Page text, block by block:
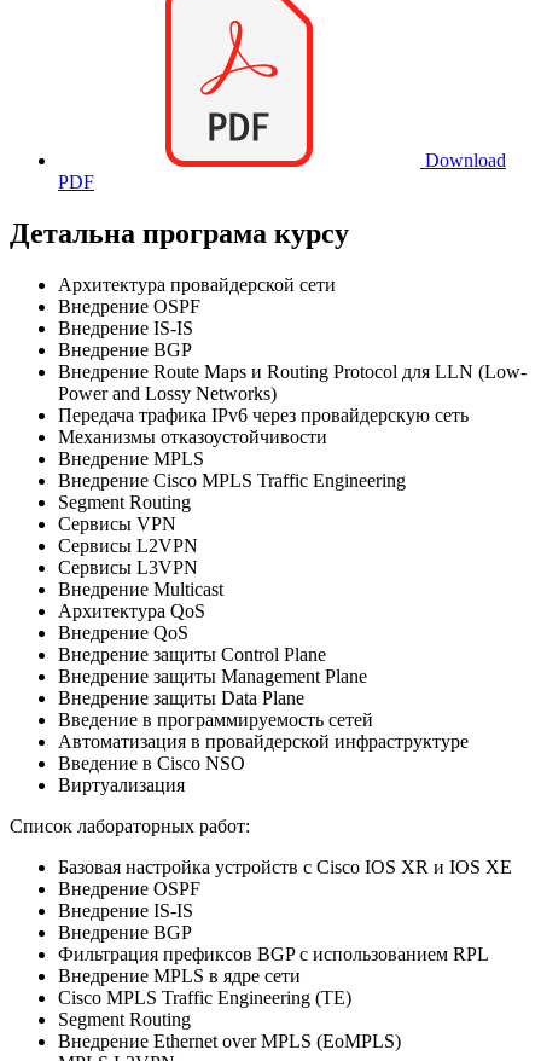
Download
PDF
Детальна програма курсу
Архитектура провайдерской сети
Внедрение OSPF
Внедрение IS-IS
Внедрение BGP
Внедрение Route Maps и Routing Protocol для LLN (Low-
Power and Lossy Networks)
Передача трафика IPv6 через провайдерскую сеть
Механизмы отказоустойчивости
Внедрение MPLS
Внедрение Cisco MPLS Traffic Engineering
Segment Routing
Сервисы VPN
Сервисы L2VPN
Сервисы L3VPN
Внедрение Multicast
Архитектура QoS
Внедрение QoS
Внедрение защиты Control Plane
Внедрение защиты Management Plane
Внедрение защиты Data Plane
Введение в программируемость сетей
Автоматизация в провайдерской инфраструктуре
Введение в Cisco NSO
Виртуализация
Список лабораторных работ:
Базовая настройка устройств с Cisco IOS XR и IOS XE
Внедрение OSPF
Внедрение IS-IS
Внедрение BGP
Фильтрация префиксов BGP с использованием RPL
Внедрение MPLS в ядре сети
Cisco MPLS Traffic Engineering (TE)
Segment Routing
Внедрение Ethernet over MPLS (EoMPLS)